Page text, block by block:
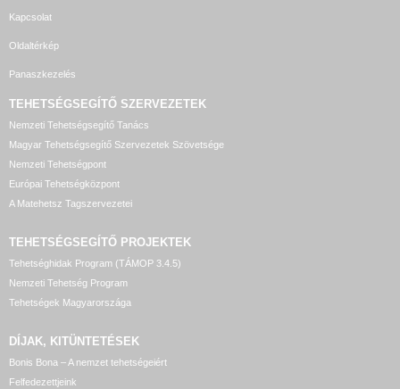
Kapcsolat
Oldaltérkép
Panaszkezelés
TEHETSÉGSEGÍTŐ SZERVEZETEK
Nemzeti Tehetségsegítő Tanács
Magyar Tehetségsegítő Szervezetek Szövetsége
Nemzeti Tehetségpont
Európai Tehetségközpont
A Matehetsz Tagszervezetei
TEHETSÉGSEGÍTŐ PROJEKTEK
Tehetséghidak Program (TÁMOP 3.4.5)
Nemzeti Tehetség Program
Tehetségek Magyarországa
DÍJAK, KITÜNTETÉSEK
Bonis Bona – A nemzet tehetségeiért
Felfedezettjeink